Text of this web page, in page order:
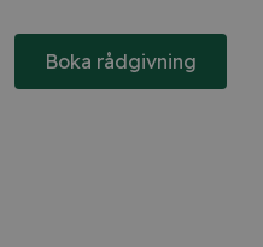
Boka rådgivning